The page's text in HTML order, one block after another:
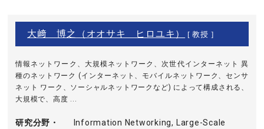
大﨑 博之（オオサキ ヒロユキ） [ 教授 ]
情報ネットワーク、大規模ネットワーク、次世代インターネット 異
種のネットワーク (インターネット、モバイルネットワーク、センサ
ネット ワーク、ソーシャルネットワークなど) によって構成される、
大規模で、高度 ...
研究分野・
Information Networking, Large-Scale